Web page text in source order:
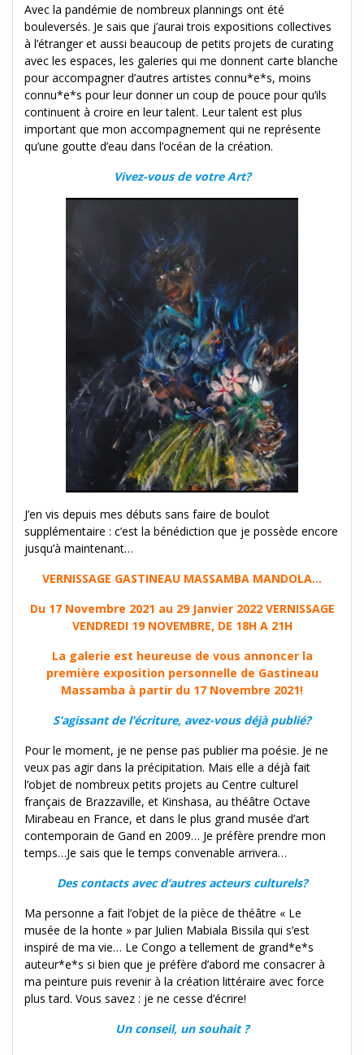
Avec la pandémie de nombreux plannings ont été
bouleversés. Je sais que j’aurai trois expositions collectives
à l’étranger et aussi beaucoup de petits projets de curating
avec les espaces, les galeries qui me donnent carte blanche
pour accompagner d’autres artistes connu*e*s, moins
connu*e*s pour leur donner un coup de pouce pour qu’ils
continuent à croire en leur talent. Leur talent est plus
important que mon accompagnement qui ne représente
qu’une goutte d’eau dans l’océan de la création.
Vivez-vous de votre Art?
J’en vis depuis mes débuts sans faire de boulot
supplémentaire : c’est la bénédiction que je possède encore
jusqu’à maintenant…
VERNISSAGE GASTINEAU MASSAMBA MANDOLA…
Du 17 Novembre 2021 au 29 Janvier 2022 VERNISSAGE
VENDREDI 19 NOVEMBRE, DE 18H A 21H
La galerie est heureuse de vous annoncer la
première exposition personnelle de Gastineau
Massamba à partir du 17 Novembre 2021!
S’agissant de l’écriture, avez-vous déjà publié?
Pour le moment, je ne pense pas publier ma poésie. Je ne
veux pas agir dans la précipitation. Mais elle a déjà fait
l’objet de nombreux petits projets au Centre culturel
français de Brazzaville, et Kinshasa, au théâtre Octave
Mirabeau en France, et dans le plus grand musée d’art
contemporain de Gand en 2009… Je préfère prendre mon
temps…Je sais que le temps convenable arrivera…
Des contacts avec d’autres acteurs culturels?
Ma personne a fait l’objet de la pièce de théâtre « Le
musée de la honte » par Julien Mabiala Bissila qui s’est
inspiré de ma vie… Le Congo a tellement de grand*e*s
auteur*e*s si bien que je préfère d’abord me consacrer à
ma peinture puis revenir à la création littéraire avec force
plus tard. Vous savez : je ne cesse d’écrire!
Un conseil, un souhait ?